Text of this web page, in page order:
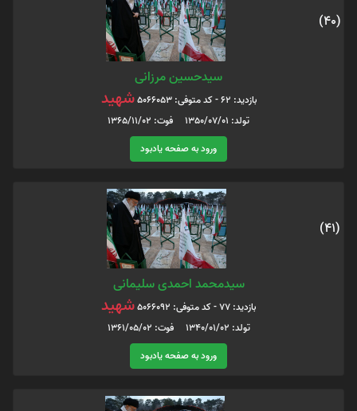
(40)
سیدحسین مرزانی
بازدید: 62 - کد متوفی: 5066053 شهید
تولد: 1350/07/01 فوت: 1365/11/02
ورود به صفحه یادبود
(41)
سیدمحمد احمدی سلیمانی
بازدید: 77 - کد متوفی: 5066092 شهید
تولد: 1340/01/02 فوت: 1361/05/02
ورود به صفحه یادبود